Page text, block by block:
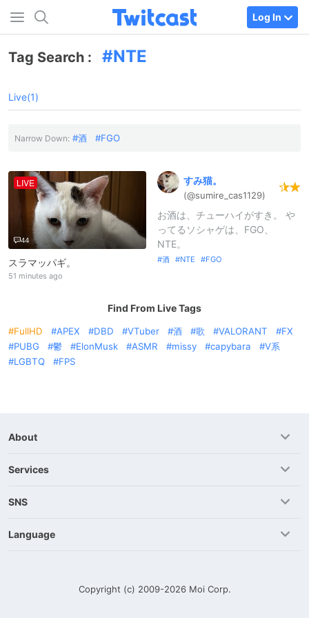
Log In
Tag Search : NTE
Live(1)
Narrow Down: 酒 FGO
LIVE
44
スラマッパギ。
51 minutes ago
すみ猫。
(@sumire_ cas1129)
お酒は、チューハイがすき。 や
ってるソシャゲは、FGO、
NTE。
酒 NTE FGO
Find From Live Tags
FullHD APEX DBD VTuber 酒 歌 VALORANT
FX
PUBG
鬱 ElonMusk ASMR missy capybara
V系
LGBTQ
FPS
About
Services
SNS
Language
Copyright (c) 2009-2026 Moi Corp.